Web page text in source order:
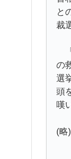
と
裁
の
選
頭
嘆
(略)